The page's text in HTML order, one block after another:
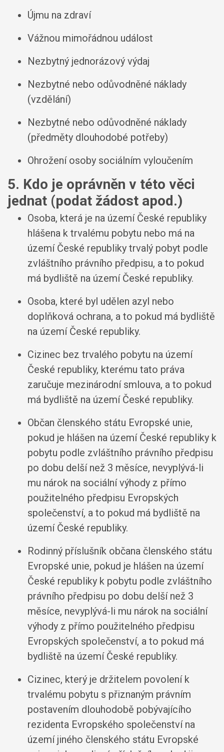
Újmu na zdraví
Vážnou mimořádnou událost
Nezbytný jednorázový výdaj
Nezbytné nebo odůvodněné náklady
(vzdělání)
Nezbytné nebo odůvodněné náklady
(předměty dlouhodobé potřeby)
Ohrožení osoby sociálním vyloučením
5. Kdo je oprávněn v této věci
jednat (podat žádost apod.)
Osoba, která je na území České republiky
hlášena k trvalému pobytu nebo má na
území České republiky trvalý pobyt podle
zvláštního právního předpisu, a to pokud
má bydliště na území České republiky.
Osoba, které byl udělen azyl nebo
doplňková ochrana, a to pokud má bydliště
na území České republiky.
Cizinec bez trvalého pobytu na území
České republiky, kterému tato práva
zaručuje mezinárodní smlouva, a to pokud
má bydliště na území České republiky.
Občan členského státu Evropské unie,
pokud je hlášen na území České republiky k
pobytu podle zvláštního právního předpisu
po dobu delší než 3 měsíce, nevyplývá-li
mu nárok na sociální výhody z přímo
použitelného předpisu Evropských
společenství, a to pokud má bydliště na
území České republiky.
Rodinný příslušník občana členského státu
Evropské unie, pokud je hlášen na území
České republiky k pobytu podle zvláštního
právního předpisu po dobu delší než 3
měsíce, nevyplývá-li mu nárok na sociální
výhody z přímo použitelného předpisu
Evropských společenství, a to pokud má
bydliště na území České republiky.
Cizinec, který je držitelem povolení k
trvalému pobytu s přiznaným právním
postavením dlouhodobě pobývajícího
rezidenta Evropského společenství na
území jiného členského státu Evropské